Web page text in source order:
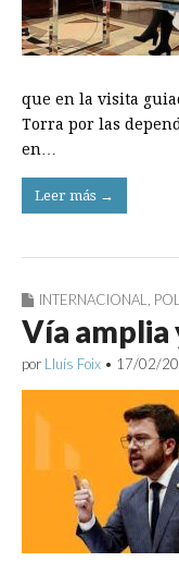
que en la visita
Torra por las
en…
Leer más →
INTERNACIONAL,
Vía amplia
por Lluís Foix • 17/02/